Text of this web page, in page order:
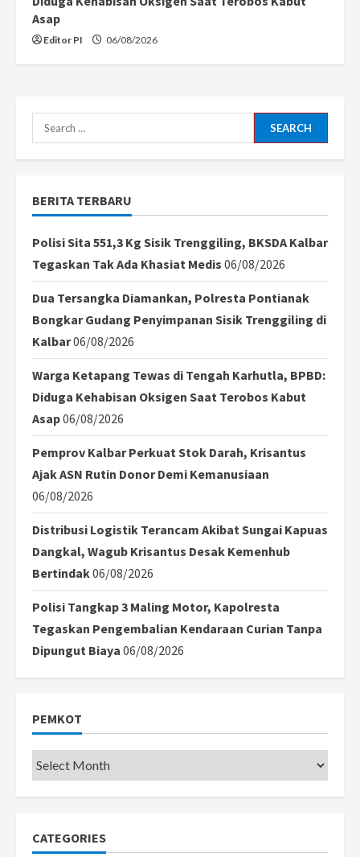
Asap
Editor PI 06/08/2026
Search
for:
BERITA TERBARU
Polisi Sita 551,3 Kg Sisik Trenggiling, BKSDA Kalbar
Tegaskan Tak Ada Khasiat Medis 06/08/2026
Dua Tersangka Diamankan, Polresta Pontianak
Bongkar Gudang Penyimpanan Sisik Trenggiling di
Kalbar06/08/2026
Warga Ketapang Tewas di Tengah Karhutla, BPBD:
Diduga Kehabisan Oksigen Saat Terobos Kabut
Asap06/08/2026
Pemprov Kalbar Perkuat Stok Darah, Krisantus
Ajak ASN Rutin Donor Demi Kemanusiaan
06/08/2026
Distribusi Logistik Terancam Akibat Sungai Kapuas
Dangkal, Wagub Krisantus Desak Kemenhub
Bertindak06/08/2026
Polisi Tangkap 3 Maling Motor, Kapolresta
Tegaskan Pengembalian Kendaraan Curian Tanpa
Dipungut Biaya 06/08/2026
PEMKOT
Pemkot
CATEGORIES